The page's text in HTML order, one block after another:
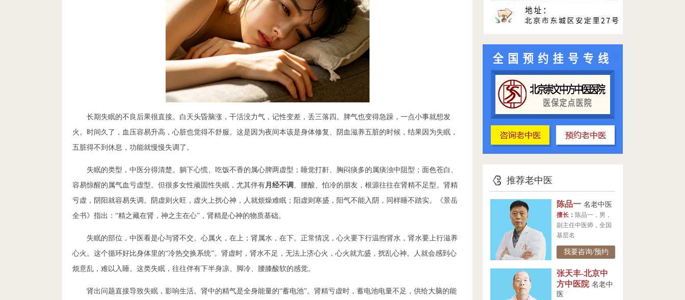
长期失眠的不良后果很直接。白天头昏脑涨，干活没力气，记性变差，丢三落四。脾气也变得急躁，一点小事就想发
火。时间久了，血压容易升高，心脏也觉得不舒服。这是因为夜间本该是身体修复、阴血滋养五脏的时候，结果因为失眠，
五脏得不到休息，功能就慢慢失调了。
失眠的类型，中医分得清楚。躺下心慌、吃饭不香的属心脾两虚型；睡觉打鼾、胸闷痰多的属痰浊中阻型；面色苍白、
容易惊醒的属气血亏虚型。但很多女性顽固性失眠，尤其伴有月经不调 、腰酸、怕冷的朋友，根源往往在肾精不足型。肾精
亏虚，阴阳就容易失调。阴虚则火旺，虚火上扰心神，人就烦燥难眠；阳虚则寒盛，阳气不能入阴，同样睡不踏实。《景岳
全书》指出：“精之藏在肾，神之主在心”，肾精是心神的物质基础。
失眠的部位，中医看是心与肾不交。心属火，在上；肾属水，在下。正常情况，心火要下行温煦肾水，肾水要上行滋养
心火。这个循环好比身体里的“冷热交换系统”。肾虚时，肾水不足，无法上济心火，心火就亢盛，扰乱心神。人就会感到心
烦意乱，难以入睡。这类失眠，往往伴有下半身凉、脚冷、腰膝酸软的感觉。
肾出问题直接导致失眠，影响生活。肾中的精气是全身能量的“蓄电池”。肾精亏虚时，蓄电池电量不足，供给大脑的能
推荐老中医
陈品一 名老中医
擅长： 陈品一，男，
副主任中医师，全国
基层名
我要咨询/预约
张天丰-北京中
方中医院 名老中
医